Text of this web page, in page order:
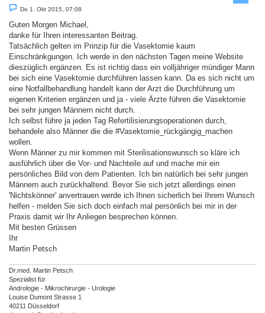
B
e
t
r
g
Do 1. Okt 2015, 07:08
Guten Morgen Michael,
danke für Ihren interessanten Beitrag.
Tatsächlich gelten im Prinzip für die Vasektomie kaum
Einschränkgungen. Ich werde in den nächsten Tagen meine Website
dieszüglich ergänzen. Es ist richtig dass ein volljähriger mündiger Mann
bei sich eine Vasektomie durchführen lassen kann. Da es sich nicht um
eine Notfallbehandlung handelt kann der Arzt die Durchführung um
eigenen Kriterien ergänzen und ja - viele Ärzte führen die Vasektomie
bei sehr jungen Männern nicht durch.
Ich selbst führe ja jeden Tag Refertilisierungsoperationen durch,
behandele also Männer die die #Vasektomie_rückgängig_machen
wollen.
Wenn Männer zu mir kommen mit Sterilisationswunsch so kläre ich
ausführlich über die Vor- und Nachteile auf und mache mir ein
persönliches Bild von dem Patienten. Ich bin natürlich bei sehr jungen
Männern auch zurückhaltend. Bevor Sie sich jetzt allerdings einen
'Nichtskönner' anvertrauen werde ich Ihnen sicherlich bei Ihrem Wunsch
helfen - melden Sie sich doch einfach mal persönlich bei mir in der
Praxis damit wir Ihr Anliegen besprechen können.
Mit besten Grüssen
Ihr
Martin Petsch
Dr.med. Martin Petsch
Spezialist für
Andrologie - Mikrochirurgie - Urologie
Louise Dumont Strasse 1
40211 Düsseldorf